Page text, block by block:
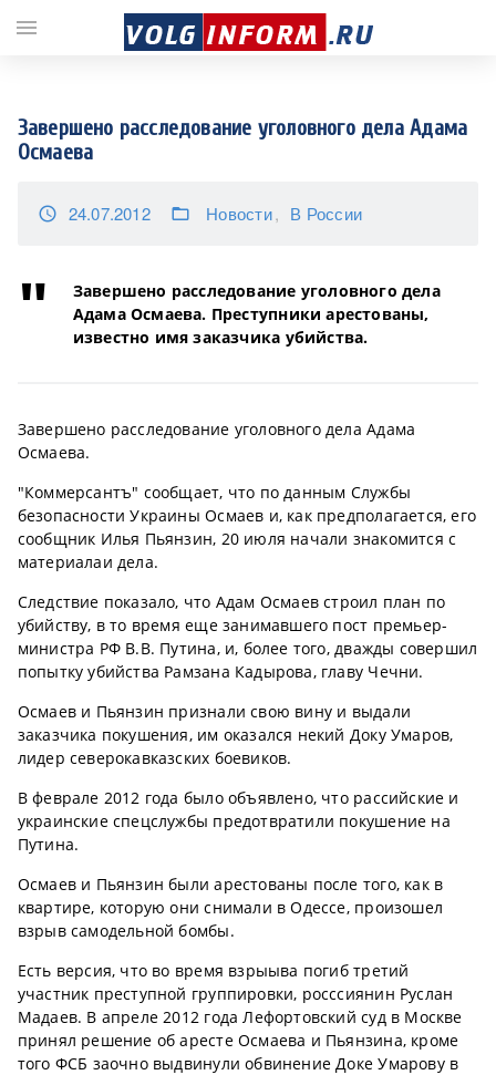
Завершено расследование уголовного дела Адама
Осмаева
access_time 24.07.2012 folder_open Новости В России
Завершено расследование уголовного дела
Адама Осмаева. Преступники арестованы,
известно имя заказчика убийства.
Завершено расследование уголовного дела Адама
Осмаева.
"Коммерсантъ" сообщает, что по данным Службы
безопасности Украины Осмаев и, как предполагается, его
сообщник Илья Пьянзин, 20 июля начали знакомится с
материалаи дела.
Следствие показало, что Адам Осмаев строил план по
убийству, в то время еще занимавшего пост премьер-
министра РФ В.В. Путина, и, более того, дважды совершил
попытку убийства Рамзана Кадырова, главу Чечни.
Осмаев и Пьянзин признали свою вину и выдали
заказчика покушения, им оказался некий Доку Умаров,
лидер северокавказских боевиков.
В феврале 2012 года было объявлено, что рассийские и
украинские спецслужбы предотвратили покушение на
Путина.
Осмаев и Пьянзин были арестованы после того, как в
квартире, которую они снимали в Одессе, произошел
взрыв самодельной бомбы.
Есть версия, что во время взрыыва погиб третий
участник преступной группировки, росссиянин Руслан
Мадаев. В апреле 2012 года Лефортовский суд в Москве
принял решение об аресте Осмаева и Пьянзина, кроме
того ФСБ заочно выдвинули обвинение Доке Умарову в
menu